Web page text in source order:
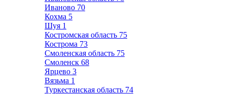
Иваново 70
Кохма 5
Шуя 1
Костромская область 75
Кострома 73
Смоленская область 75
Смоленск 68
Ярцево 3
Вязьма 1
Туркестанская область 74